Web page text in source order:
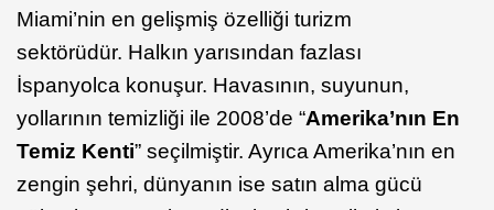
Miami’nin en gelişmiş özelliği turizm
sektörüdür. Halkın yarısından fazlası
İspanyolca konuşur. Havasının, suyunun,
yollarının temizliği ile 2008’de “Amerika’nın En
Temiz Kenti” seçilmiştir. Ayrıca Amerika’nın en
zengin şehri, dünyanın ise satın alma gücü